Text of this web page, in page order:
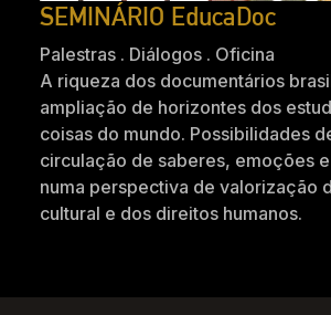
SEMINÁRIO EducaDoc
Palestras . Diálogos . Oficina
A riqueza dos documentários
ampliação de horizontes dos
coisas do mundo. Possibilidades
circulação de saberes, emoções
numa perspectiva de valorização
cultural e dos direitos humanos.